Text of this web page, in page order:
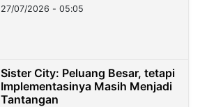
27/07/2026 - 05:05
Sister City: Peluang Besar, tetapi
Implementasinya Masih Menjadi
Tantangan